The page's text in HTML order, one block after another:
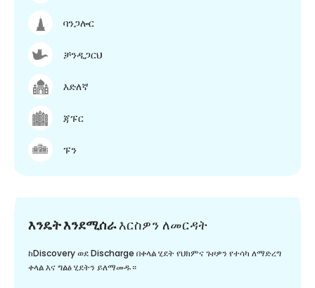
ባንጋሎር
ቻንዲጋርህ
እድለኛ
ጃፑር
ፑን
እንዴት እንደሚሰራእርስዎን ለመርዳት
ከDiscovery ወደ Discharge በቀላል ሂደት የህክምና ጉዞዎን የተሳካ ለማድረግ
ቀላል እና ግልፅ ሂደትን ይለማመዱ።